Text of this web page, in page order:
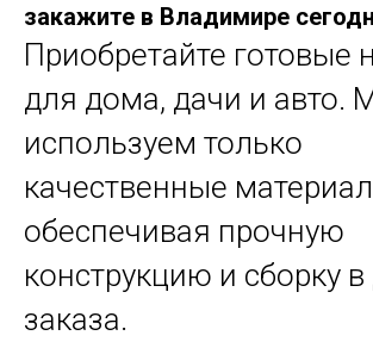
закажите в Владимире
Приобретайте готовые
для дома, дачи и авто.
используем только
качественные
обеспечивая прочную
конструкцию и сборку
заказа.